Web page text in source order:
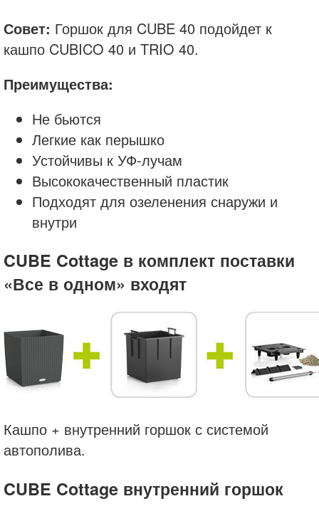
Совет: Горшок для CUBE 40 подойдет к
кашпо CUBICO 40 и TRIO 40.
Преимущества:
Не бьются
Легкие как перышко
Устойчивы к УФ-лучам
Высококачественный пластик
Подходят для озеленения снаружи и
внутри
CUBE Cottage в комплект поставки
«Все в одном» входят
Кашпо + внутренний горшок с системой
автополива.
CUBE Cottage внутренний горшок